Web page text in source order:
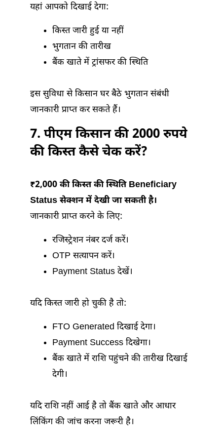
यहां आपको दिखाई देगा:
किस्त जारी हुई या नहीं
भुगतान की तारीख
बैंक खाते में ट्रांसफर की स्थिति
इस सुविधा से किसान घर बैठे भुगतान संबंधी
जानकारी प्राप्त कर सकते हैं।
7. पीएम किसान की 2000 रुपये
की किस्त कैसे चेक करें?
₹2,000 की किस्त की स्थिति Beneficiary
Status सेक्शन में देखी जा सकती है।
जानकारी प्राप्त करने के लिए:
रजिस्ट्रेशन नंबर दर्ज करें।
OTP सत्यापन करें।
Payment Status देखें।
यदि किस्त जारी हो चुकी है तो:
FTO Generated दिखाई देगा।
Payment Success दिखेगा।
बैंक खाते में राशि पहुंचने की तारीख दिखाई
देगी।
यदि राशि नहीं आई है तो बैंक खाते और आधार
लिंकिंग की जांच करना जरूरी है।